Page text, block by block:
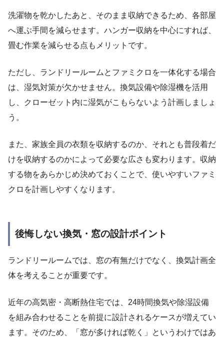
洗濯物を乾かしたあと、そのまま収納できるため、各部屋
へ運ぶ手間を減らせます。ハンガー収納を中心にすれば、
畳む作業を減らせる点もメリットです。
ただし、ランドリールームとファミクロを一体化する場合
は、湿気対策が欠かせません。換気設備や除湿機を活用
し、クローゼット内に湿気がこもらないよう計画しましょ
う。
また、家族全員の衣類を収納するのか、それとも普段着だ
けを収納するのかによって必要な広さも変わります。収納
する物をあらかじめ決めておくことで、使いやすいファミ
クロを計画しやすくなります。
後悔しない換気・窓の設計ポイント
ランドリールームでは、窓の有無だけでなく、換気計画全
体を考えることが重要です。
近年の高気密・高断熱住宅では、24時間換気や除湿設備
を組み合わせることを前提に設計されるケースが増えてい
ます。そのため、「窓が多ければ乾く」というわけではあ